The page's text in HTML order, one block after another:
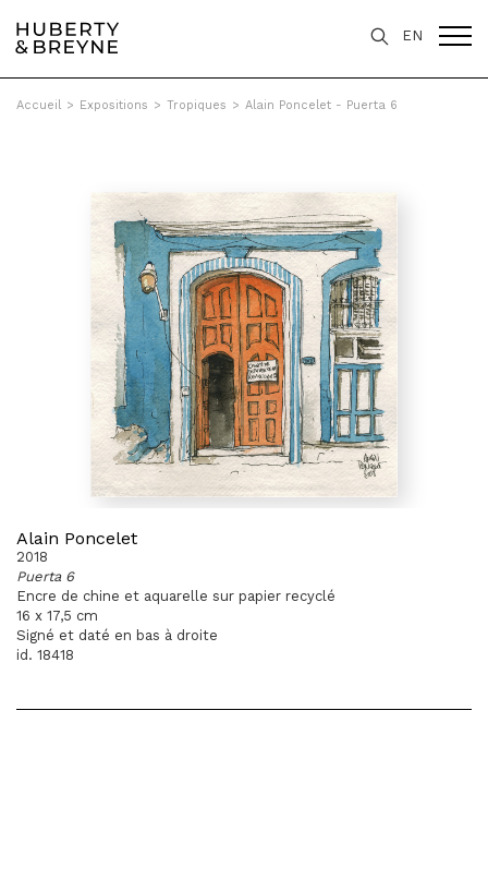
EN
Accueil > Expositions > Tropiques > Alain Poncelet - Puerta 6
Alain Poncelet
2018
Puerta 6
Encre de chine et aquarelle sur papier recyclé
16 x 17,5 cm
Signé et daté en bas à droite
id. 18418